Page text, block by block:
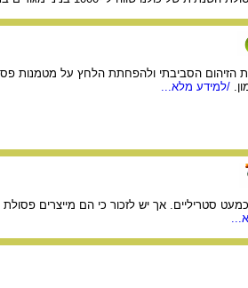
הזיהום הסביבתי ולהפחתת הלחץ על מטמנות
/למידע מלא...
סטריליים. אך יש לזכור כי הם מייצרים